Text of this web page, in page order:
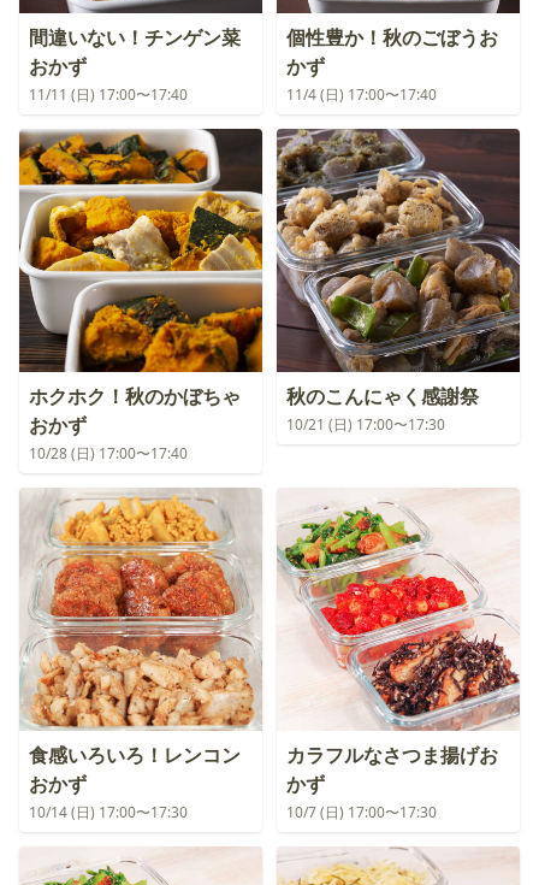
間違いない！チンゲン菜
おかず
11/11 (日) 17:00〜17:40
個性豊か！秋のごぼうお
かず
11/4 (日) 17:00〜17:40
ホクホク！秋のかぼちゃ
おかず
10/28 (日) 17:00〜17:40
秋のこんにゃく感謝祭
10/21 (日) 17:00〜17:30
食感いろいろ！レンコン
おかず
10/14 (日) 17:00〜17:30
カラフルなさつま揚げお
かず
10/7 (日) 17:00〜17:30